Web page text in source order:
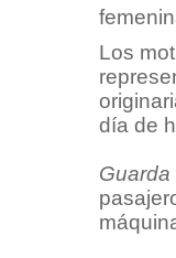
Los
día de
Guarda